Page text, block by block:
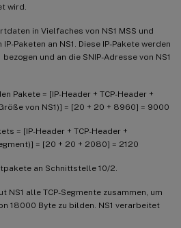
wird.
in Vielfaches von NS1 MSS und
Paketen an NS1. Diese IP-Pakete werden
und an die SNIP-Adresse von NS1
Pakete = [IP-Header + TCP-Header +
von NS1)] = [20 + 20 + 8960] = 9000
= [IP-Header + TCP-Header +
= [20 + 20 + 2080] = 2120
an Schnittstelle 10/2.
NS1 alle TCP-Segmente zusammen, um
18000 Byte zu bilden. NS1 verarbeitet